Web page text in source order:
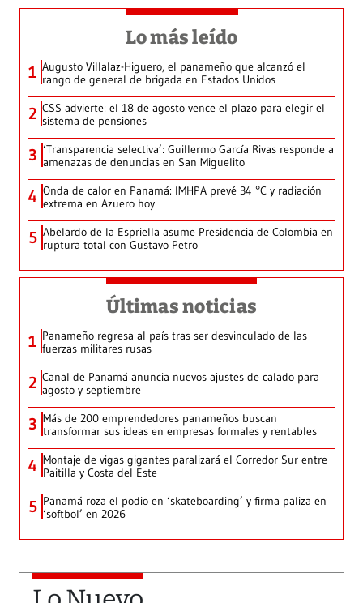
Lo más leído
1 Augusto Villalaz-Higuero, el panameño que alcanzó el
rango de general de brigada en Estados Unidos
2 CSS advierte: el 18 de agosto vence el plazo para elegir el
sistema de pensiones
3 ‘Transparencia selectiva’: Guillermo García Rivas responde a
amenazas de denuncias en San Miguelito
4 Onda de calor en Panamá: IMHPA prevé 34 °C y radiación
extrema en Azuero hoy
5 Abelardo de la Espriella asume Presidencia de Colombia en
ruptura total con Gustavo Petro
Últimas noticias
1 Panameño regresa al país tras ser desvinculado de las
fuerzas militares rusas
2 Canal de Panamá anuncia nuevos ajustes de calado para
agosto y septiembre
3 Más de 200 emprendedores panameños buscan
transformar sus ideas en empresas formales y rentables
4 Montaje de vigas gigantes paralizará el Corredor Sur entre
Paitilla y Costa del Este
5 Panamá roza el podio en ‘skateboarding’ y firma paliza en
‘softbol’ en 2026